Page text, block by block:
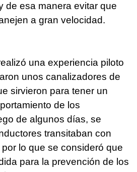
de esa manera evitar que
a gran velocidad.
una experiencia piloto
unos canalizadores de
sirvieron para tener un
de los
de algunos días, se
transitaban con
lo que se consideró que
para la prevención de los